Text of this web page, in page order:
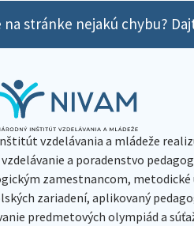
na stránke nejakú chybu?
vzdelávania a mládeže
a poradenstvo
zamestnancom, metodické
zariadení, aplikovaný
predmetových olympiád a